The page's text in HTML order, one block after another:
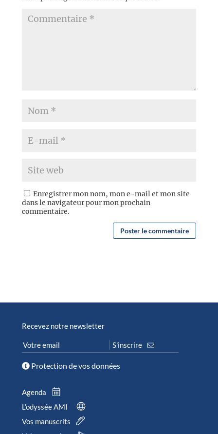
Enregistrer mon nom, mon e-mail et mon site
dans le navigateur pour mon prochain
commentaire.
Recevez notre newsletter
Protection de vos données
Agenda
L’odyssée AMI
Vos manuscrits